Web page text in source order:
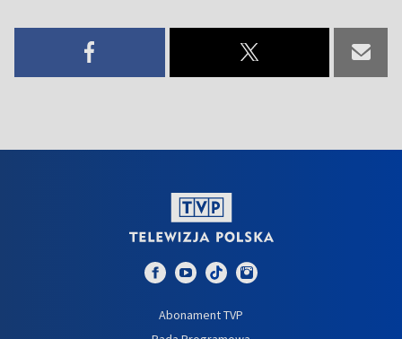
Abonament TVP